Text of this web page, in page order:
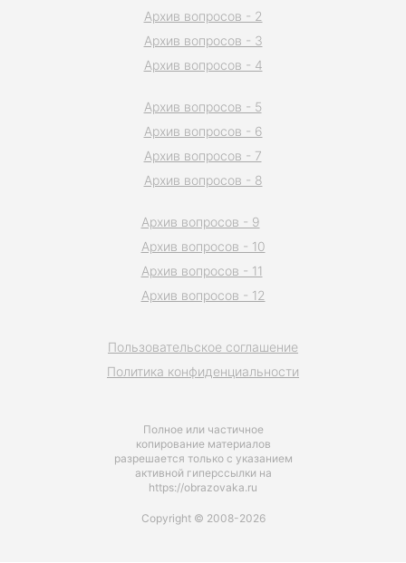
Полное или частичное
копирование материалов
разрешается только с указанием
активной гиперссылки на
https://obrazovaka.ru
Пользовательское соглашение
Политика конфиденциальности
Архив вопросов - 2
Архив вопросов - 3
Архив вопросов - 4
Архив вопросов - 5
Архив вопросов - 6
Архив вопросов - 7
Архив вопросов - 8
Архив вопросов - 9
Архив вопросов - 10
Архив вопросов - 11
Архив вопросов - 12
Copyright © 2008-2026